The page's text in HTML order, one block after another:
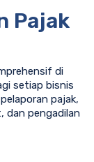
Pajak
di
setiap bisnis
pajak,
dan pengadilan